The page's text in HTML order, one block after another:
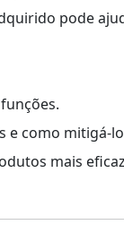
pode
e como mitigá-
mais